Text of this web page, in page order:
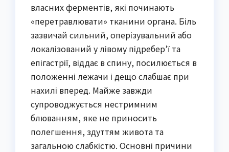
власних ферментів, які починають
«перетравлювати» тканини органа. Біль
зазвичай сильний, оперізувальний або
локалізований у лівому підребер’ї та
епігастрії, віддає в спину, посилюється в
положенні лежачи і дещо слабшає при
нахилі вперед. Майже завжди
супроводжується нестримним
блюванням, яке не приносить
полегшення, здуттям живота та
загальною слабкістю. Основні причини